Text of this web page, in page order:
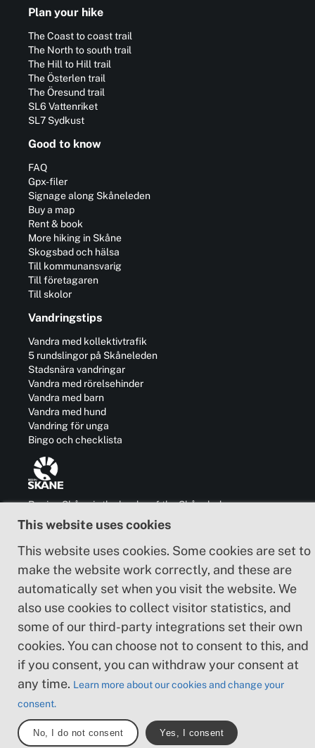
This website uses cookies
This website uses cookies. Some cookies are set to
make the website work correctly, and these are
automatically set when you visit the website. We
also use cookies to collect visitor statistics, and
some of our third-party integrations set their own
cookies. You can choose not to consent to this, and
if you consent, you can withdraw your consent at
any time. Learn more about our cookies and change your
consent.
No, I do not consent Yes, I consent
Plan your hike
The Coast to coast trail
The North to south trail
The Hill to Hill trail
The Österlen trail
The Öresund trail
SL6 Vattenriket
SL7 Sydkust
Good to know
FAQ
Gpx-filer
Signage along Skåneleden
Buy a map
Rent & book
More hiking in Skåne
Skogsbad och hälsa
Till kommunansvarig
Till företagaren
Till skolor
Vandringstips
Vandra med kollektivtrafik
5 rundslingor på Skåneleden
Stadsnära vandringar
Vandra med rörelsehinder
Vandra med barn
Vandra med hund
Vandring för unga
Bingo och checklista
Region Skåne is the leader of the Skåneleden
development of business, communication,
and outside Sweden.
About the website
Adapt
Cookie policy